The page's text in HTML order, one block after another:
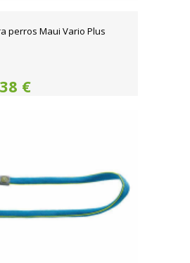
perros Maui Vario Plus
€